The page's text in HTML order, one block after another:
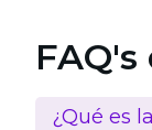
¿Qué es